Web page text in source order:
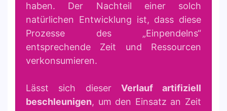
haben. Der Nachteil einer solch
natürlichen Entwicklung ist, dass diese
Prozesse des „Einpendelns“
entsprechende Zeit und Ressourcen
verkonsumieren.
Lässt sich dieser Verlauf artifiziell
beschleunigen, um den Einsatz an Zeit